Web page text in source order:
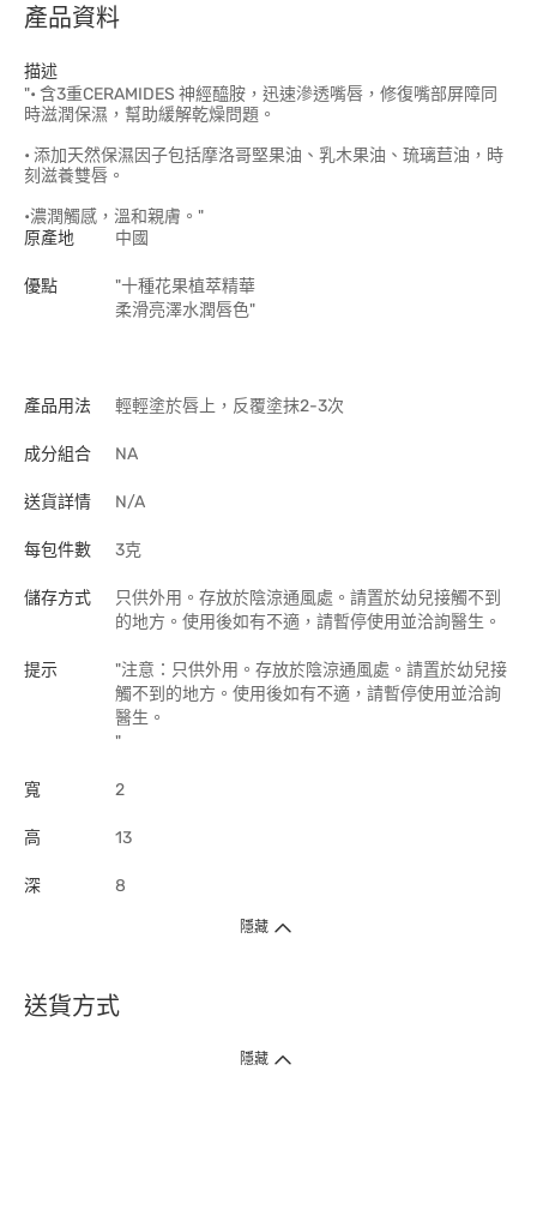
產品資料
描述
"• 含3重CERAMIDES 神經醯胺，迅速滲透嘴唇，修復嘴部屏障同
時滋潤保濕，幫助緩解乾燥問題。
• 添加天然保濕因子包括摩洛哥堅果油、乳木果油、琉璃苣油，時
刻滋養雙唇。
•濃潤觸感，溫和親膚。"
原產地
中國
優點
"十種花果植萃精華
柔滑亮澤水潤唇色"
產品用法 輕輕塗於唇上，反覆塗抹2-3次
成分組合 NA
送貨詳情 N/A
每包件數 3克
儲存方式
只供外用。存放於陰涼通風處。請置於幼兒接觸不到
的地方。使用後如有不適，請暫停使用並洽詢醫生。
提示
"注意：只供外用。存放於陰涼通風處。請置於幼兒接
觸不到的地方。使用後如有不適，請暫停使用並洽詢
醫生。
"
寬 2
高 13
深 8
隱藏
送貨方式
1. 送貨到府（受衛生署條例規管產品除外 ）
隱藏